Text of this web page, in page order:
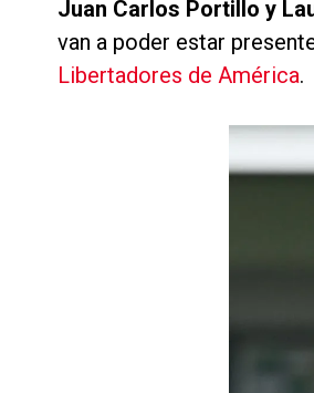
Juan Carlos Portillo y
van a poder estar
Libertadores de América.